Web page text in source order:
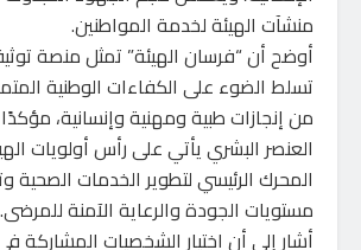
منشآت الهيئة لخدمة المواطنين.
أوضح أن “فرسان الهيئة” تمثل منصة
تسلط الضوء على الكفاءات الوطنية
من إنجازات طبية ومهنية وإنسانية،
العنصر البشري يأتي على رأس أولويات
المحرك الرئيسي لتطوير الخدمات الصحية
مستويات الجودة والرعاية الآمنة للمرضى.
أشار إلى أن اختيار الشخصيات المشاركة